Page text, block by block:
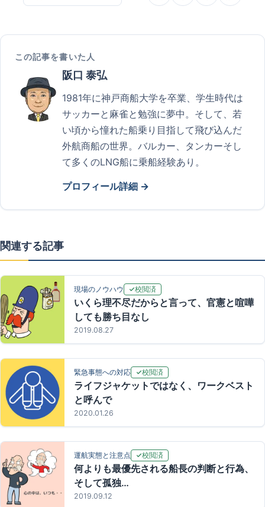
この記事を書いた人
阪口 泰弘
1981年に神戸商船大学を卒業、学生時代は
サッカーと麻雀と勉強に夢中。そして、若
い頃から憧れた船乗り目指して飛び込んだ
外航商船の世界。バルカー、タンカーそし
て多くのLNG船に乗船経験あり。
プロフィール詳細 →
関連する記事
現場のノウハウ 校閲済
いくら理不尽だからと言って、官憲と喧嘩
しても勝ち目なし
2019.08.27
緊急事態への対応 校閲済
ライフジャケットではなく、ワークベスト
と呼んで
2020.01.26
運航実態と注意点 校閲済
何よりも最優先される船長の判断と行為、
そして孤独…
2019.09.12